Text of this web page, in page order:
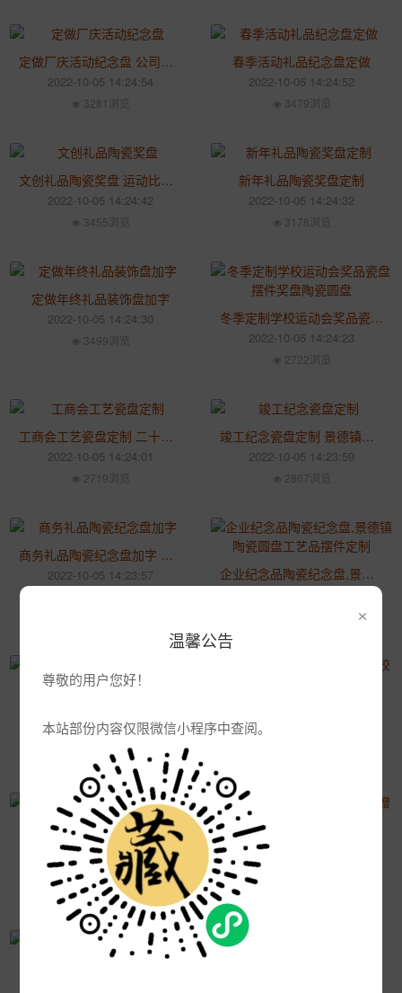
×
温馨公告
尊敬的用户您好！
本站部份内容仅限微信小程序中查阅。
定做厂庆活动纪念盘 公司庆典礼品赏盘摆件
2022-10-05 14:24:54
3281浏览
春季活动礼品纪念盘定做
2022-10-05 14:24:52
3479浏览
文创礼品陶瓷奖盘 运动比赛厨师大赛奖品纪念盘
2022-10-05 14:24:42
3455浏览
新年礼品陶瓷奖盘定制
2022-10-05 14:24:32
3178浏览
定做年终礼品装饰盘加字
2022-10-05 14:24:30
3499浏览
冬季定制学校运动会奖品瓷盘摆件奖盘陶瓷圆盘
2022-10-05 14:24:23
2722浏览
工商会工艺瓷盘定制 二十周年庆典纪念盘礼品
2022-10-05 14:24:01
2719浏览
竣工纪念瓷盘定制 景德镇陶瓷纪念盘12英寸加字LOGO
2022-10-05 14:23:59
2867浏览
商务礼品陶瓷纪念盘加字 景德镇陶瓷纪念盘摆件 老人寿辰纪念盘照片
2022-10-05 14:23:57 企业纪念品陶瓷纪念盘,景德镇陶瓷圆盘工艺品摆件定制
2022-10-05 14:23:51
2879浏览
2022-10-05 14:23:47
人物像瓷盘定制照片 战友聚会纪念盘印集体照
2022-10-05 14:23:44
2946浏览 2022-10-05 14:23:36